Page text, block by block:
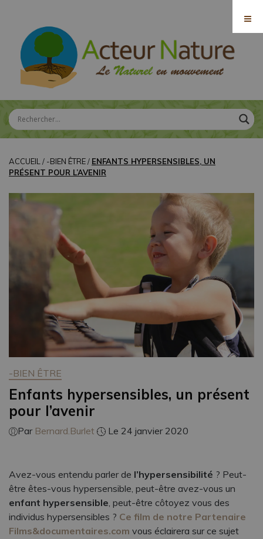
ACCUEIL / -BIEN ÊTRE/ ENFANTS HYPERSENSIBLES, UN
PRÉSENT POUR L’AVENIR
-BIEN ÊTRE
Enfants hypersensibles, un présent
pour l’avenir
Par Bernard.Burlet Le 24 janvier 2020
Avez-vous entendu parler de l’hypersensibilité ? Peut-
être êtes-vous hypersensible, peut-être avez-vous un
enfant hypersensible , peut-être côtoyez vous des
individus hypersensibles ? Ce film de notre Partenaire
Films&documentaires.com vous éclairera sur ce sujet